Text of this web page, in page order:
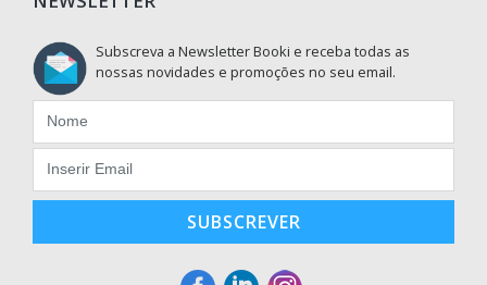
Subscreva a Newsletter Booki e receba todas as
nossas novidades e promoções no seu email.
SUBSCREVER